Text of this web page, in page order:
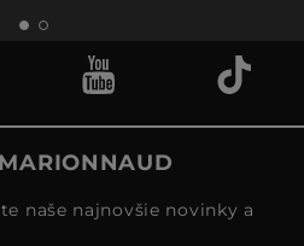
naše najnovšie novinky a